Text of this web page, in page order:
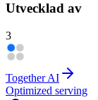
Utvecklad av
3
Together AI
Optimized serving